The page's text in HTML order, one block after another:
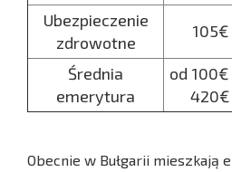
Ubezpieczenie
zdrowotne
105€
Średnia
emerytura
od 100€
420€
Obecnie w Bułgarii mieszkają